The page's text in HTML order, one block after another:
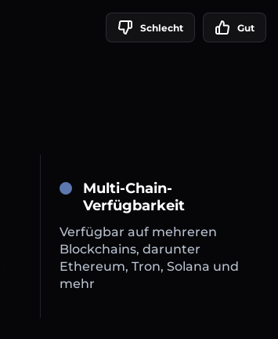
Schlecht Gut
Multi-Chain-
Verfügbarkeit
Verfügbar auf mehreren
Blockchains, darunter
Ethereum, Tron, Solana und
mehr